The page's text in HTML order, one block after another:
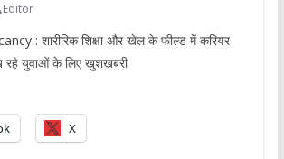
Editor
: शारीरिक शिक्षा और खेल के फील्ड में करियर
रहे युवाओं के लिए खुशखबरी
X